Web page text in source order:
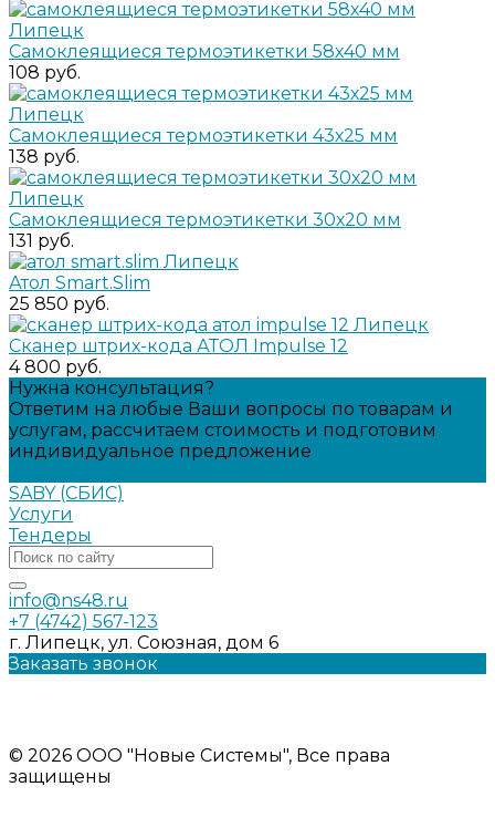
Самоклеящиеся термоэтикетки 58х40 мм
108 руб.
Самоклеящиеся термоэтикетки 43х25 мм
138 руб.
Самоклеящиеся термоэтикетки 30х20 мм
131 руб.
Атол Smart.Slim
25 850 руб.
Сканер штрих-кода АТОЛ Impulse 12
4 800 руб.
Нужна консультация?
Ответим на любые Ваши вопросы по товарам и
услугам, рассчитаем стоимость и подготовим
индивидуальное предложение
SABY (СБИС)
Услуги
Тендеры
info@ns48.ru
+7 (4742) 567-123
г. Липецк, ул. Союзная, дом 6
Заказать звонок
© 2026 ООО "Новые Системы", Все права
защищены